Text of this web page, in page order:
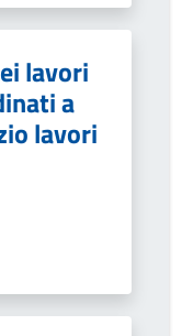
lavori
a
lavori